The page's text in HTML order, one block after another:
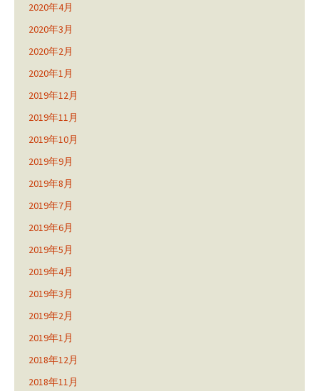
2020年4月
2020年3月
2020年2月
2020年1月
2019年12月
2019年11月
2019年10月
2019年9月
2019年8月
2019年7月
2019年6月
2019年5月
2019年4月
2019年3月
2019年2月
2019年1月
2018年12月
2018年11月